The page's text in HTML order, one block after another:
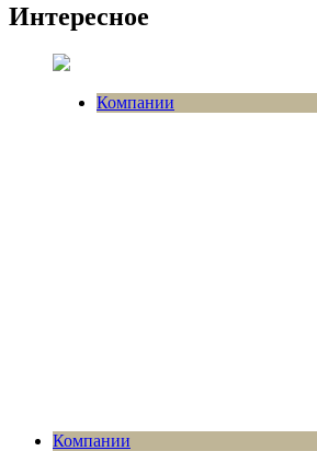
Интересное
Компании
Компании